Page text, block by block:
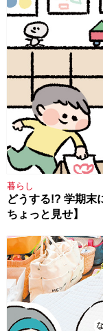
暮らし
どうする!? 学期末
ちょっと見せ】